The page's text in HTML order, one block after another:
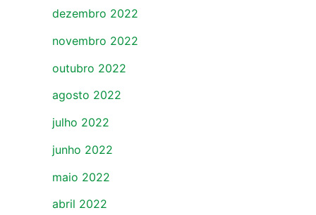
dezembro 2022
novembro 2022
outubro 2022
agosto 2022
julho 2022
junho 2022
maio 2022
abril 2022